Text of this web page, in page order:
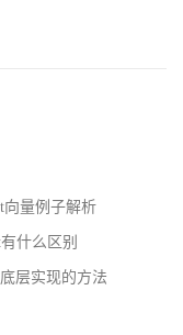
向量例子解析
什么区别
层实现的方法